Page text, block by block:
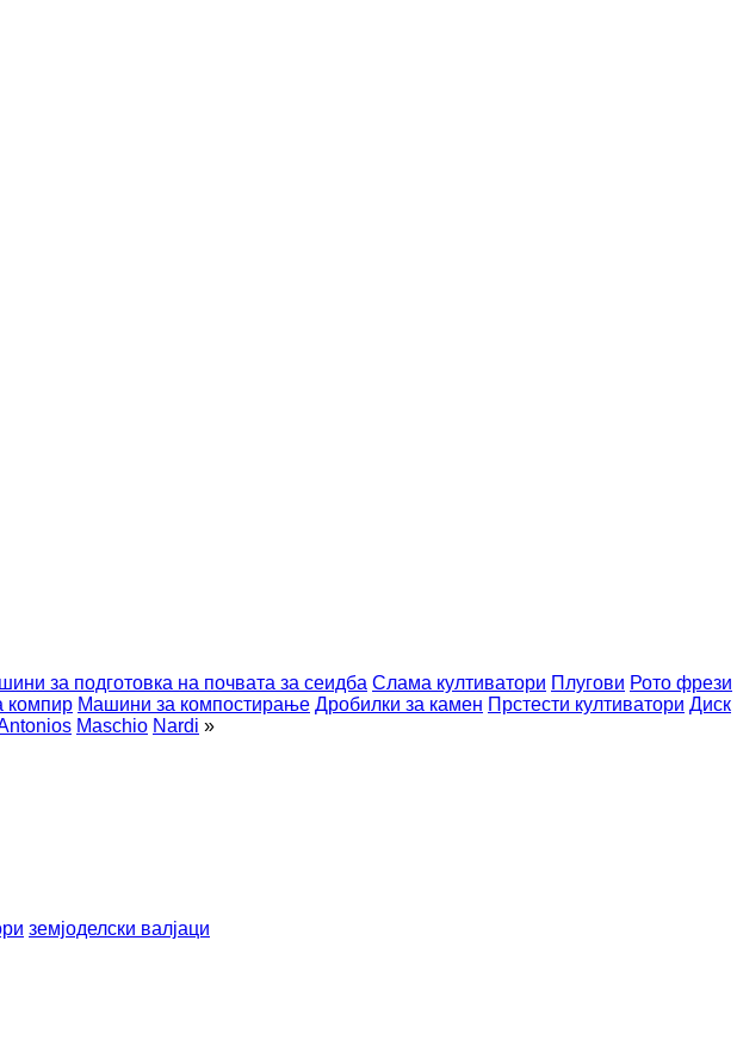
за подготовка на почвата за сеидба Слама култиватори Плугови Рото фрези
компир Машини за компостирање Дробилки за камен Прстести култиватори Диск
Maschio Nardi »
земјоделски валјаци